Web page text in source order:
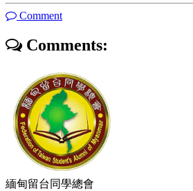
Comment
Comments:
緬甸留台同學總會